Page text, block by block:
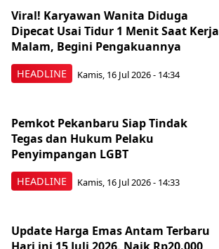
HEADLINE
Viral! Karyawan Wanita Diduga
Dipecat Usai Tidur 1 Menit Saat Kerja
Malam, Begini Pengakuannya
Kamis, 16 Jul 2026 - 14:34
HEADLINE
Pemkot Pekanbaru Siap Tindak
Tegas dan Hukum Pelaku
Penyimpangan LGBT
Kamis, 16 Jul 2026 - 14:33
Update Harga Emas Antam Terbaru